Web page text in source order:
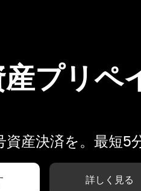
プリペ
資産決済を。最短5
詳しく見る